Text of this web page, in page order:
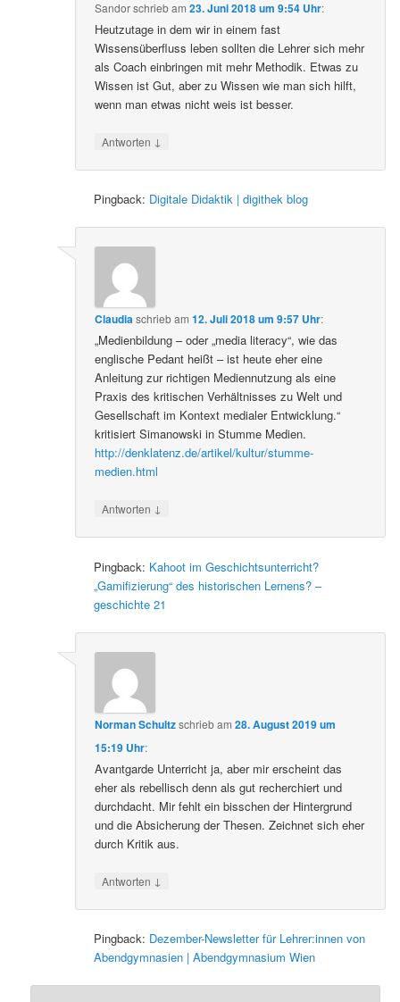
Sandorschriebam23. Juni 2018 um 9:54 Uhr:
Heutzutage in dem wir in einem fast
Wissensüberfluss leben sollten die Lehrer sich mehr
als Coach einbringen mit mehr Methodik. Etwas zu
Wissen ist Gut, aber zu Wissen wie man sich hilft,
wenn man etwas nicht weis ist besser.
Antworten ↓
Pingback: Digitale Didaktik | digithek blog
Claudiaschriebam12. Juli 2018 um 9:57 Uhr:
„Medienbildung – oder „media literacy“, wie das
englische Pedant heißt – ist heute eher eine
Anleitung zur richtigen Mediennutzung als eine
Praxis des kritischen Verhältnisses zu Welt und
Gesellschaft im Kontext medialer Entwicklung.“
kritisiert Simanowski in Stumme Medien.
http://denklatenz.de/artikel/kultur/stumme-
medien.html
Antworten ↓
Pingback: Kahoot im Geschichtsunterricht?
„Gamifizierung“ des historischen Lernens? –
geschichte 21
Norman Schultzschriebam28. August 2019 um
15:19 Uhr:
Avantgarde Unterricht ja, aber mir erscheint das
eher als rebellisch denn als gut recherchiert und
durchdacht. Mir fehlt ein bisschen der Hintergrund
und die Absicherung der Thesen. Zeichnet sich eher
durch Kritik aus.
Antworten ↓
Pingback: Dezember-Newsletter für Lehrer:innen von
Abendgymnasien | Abendgymnasium Wien